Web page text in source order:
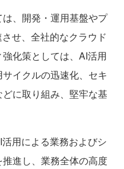
、開発・運用基盤やプ
せ、全社的なクラウド
化策としては、AI活用
イクルの迅速化、セキ
に取り組み、堅牢な基
用による業務およびシ
進し、業務全体の高度